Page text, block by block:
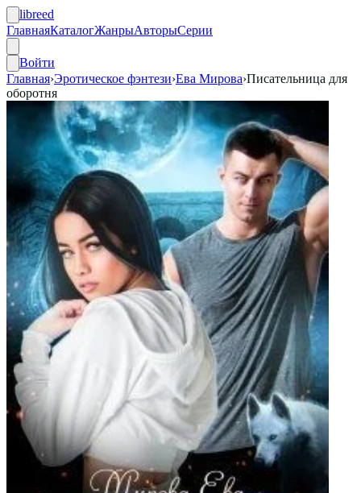
libreed
ГлавнаяКаталогЖанрыАвторыСерии
Войти
Главная›Эротическое фэнтези›Ева Мирова›Писательница для
оборотня